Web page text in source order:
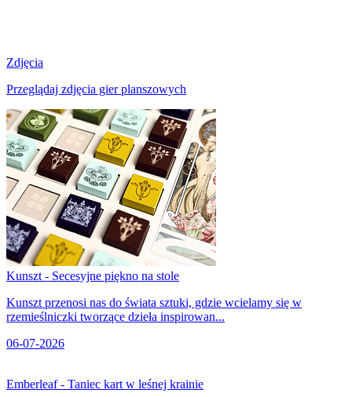
Zdjęcia
Przeglądaj zdjęcia gier planszowych
Kunszt - Secesyjne piękno na stole
Kunszt przenosi nas do świata sztuki, gdzie wcielamy się w
rzemieślniczki tworzące dzieła inspirowan...
06-07-2026
Emberleaf - Taniec kart w leśnej krainie